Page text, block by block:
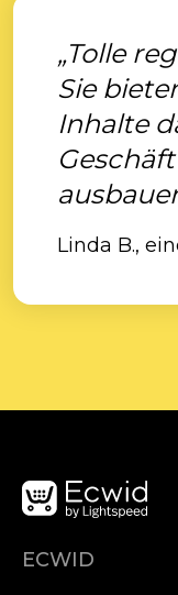
„Tolle
Sie
Inhalte
Linda B.,
ECWID